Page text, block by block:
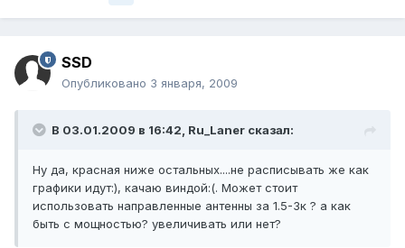
SSD
Опубликовано 3 января, 2009
В 03.01.2009 в 16:42, Ru_Laner сказал:
Ну да, красная ниже остальных....не расписывать же как
графики идут:), качаю виндой:(. Может стоит
использовать направленные антенны за 1.5-3к ? а как
быть с мощностью? увеличивать или нет?